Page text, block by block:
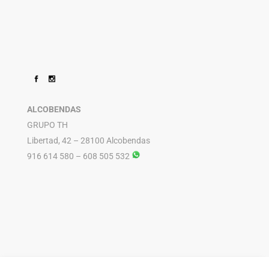
ALCOBENDAS
GRUPO TH
Libertad, 42 – 28100 Alcobendas
916 614 580 – 608 505 532